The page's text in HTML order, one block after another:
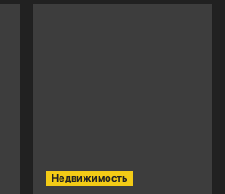
Недвижимость